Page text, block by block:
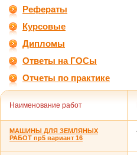
Рефераты
Курсовые
Дипломы
Ответы на ГОСы
Отчеты по практике
Наименование работ
МАШИНЫ ДЛЯ ЗЕМЛЯНЫХ
РАБОТ пр5 вариант 16